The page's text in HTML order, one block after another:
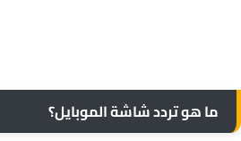
ما هو تردد شاشة الموبايل؟